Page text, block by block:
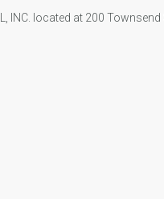
INC. located at 200